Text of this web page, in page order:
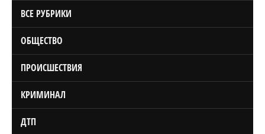
ВСЕ РУБРИКИ
ОБЩЕСТВО
ПРОИСШЕСТВИЯ
КРИМИНАЛ
ДТП